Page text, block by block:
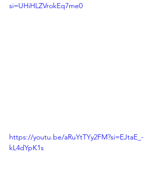
si=UHiHLZVrokEq7me0
https://youtu.be/aRuYtTYy2FM?si=EJtaE_-
kL4dYpK1s